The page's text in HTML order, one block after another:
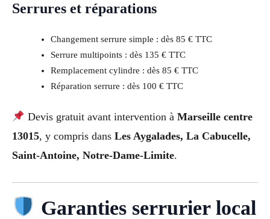
Serrures et réparations
Changement serrure simple : dès 85 € TTC
Serrure multipoints : dès 135 € TTC
Remplacement cylindre : dès 85 € TTC
Réparation serrure : dès 100 € TTC
Devis gratuit avant intervention à Marseille centre
13015, y compris dans Les Aygalades, La Cabucelle,
Saint-Antoine, Notre-Dame-Limite.
Garanties serrurier local